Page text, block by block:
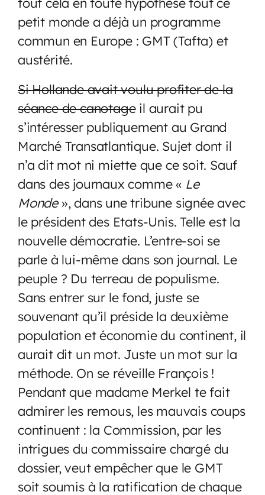
petit monde a déjà un programme
commun en Europe : GMT (Tafta) et
austérité.
Si Hollande avait voulu profiter de la
séance de canotageil aurait pu
s’intéresser publiquement au Grand
Marché Transatlantique. Sujet dont il
n’a dit mot ni miette que ce soit. Sauf
dans des journaux comme « Le
Monde», dans une tribune signée avec
le président des Etats-Unis. Telle est la
nouvelle démocratie. L’entre-soi se
parle à lui-même dans son journal. Le
peuple ? Du terreau de populisme.
Sans entrer sur le fond, juste se
souvenant qu’il préside la deuxième
population et économie du continent, il
aurait dit un mot. Juste un mot sur la
méthode. On se réveille François !
Pendant que madame Merkel te fait
admirer les remous, les mauvais coups
continuent : la Commission, par les
intrigues du commissaire chargé du
dossier, veut empêcher que le GMT
soit soumis à la ratification de chaque